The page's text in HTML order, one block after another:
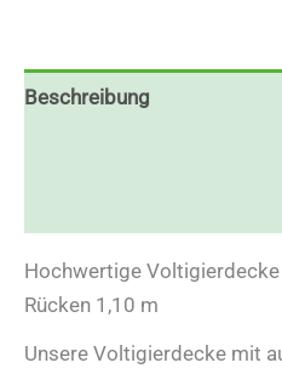
Beschreibung
Hochwertige
Rücken 1,10 m
Unsere Voltigierdecke mit